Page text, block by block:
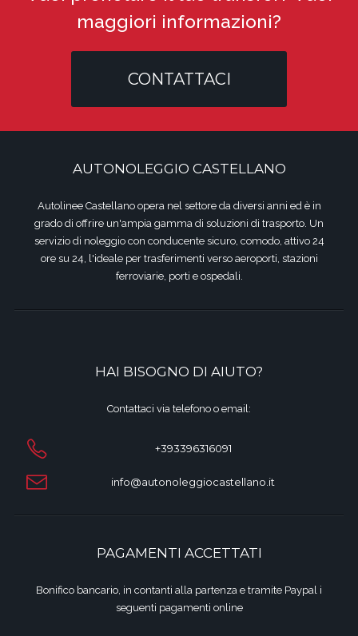
maggiori informazioni?
CONTATTACI
AUTONOLEGGIO CASTELLANO
Autolinee Castellano opera nel settore da diversi anni ed è in
grado di offrire un'ampia gamma di soluzioni di trasporto. Un
servizio di noleggio con conducente sicuro, comodo, attivo 24
ore su 24, l'ideale per trasferimenti verso aeroporti, stazioni
ferroviarie, porti e ospedali.
HAI BISOGNO DI AIUTO?
Contattaci via telefono o email:
+393396316091
info@autonoleggiocastellano.it
PAGAMENTI ACCETTATI
Bonifico bancario, in contanti alla partenza e tramite Paypal i
seguenti pagamenti online